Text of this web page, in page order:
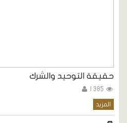
حقيقة التوحيد والشرك
المزيد